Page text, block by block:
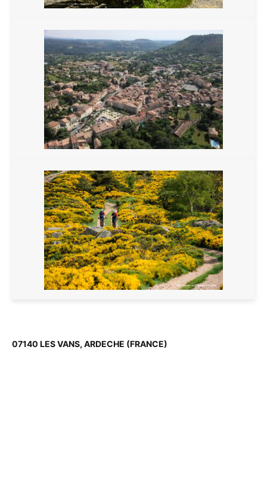
07140 LES VANS, ARDECHE (FRANCE)